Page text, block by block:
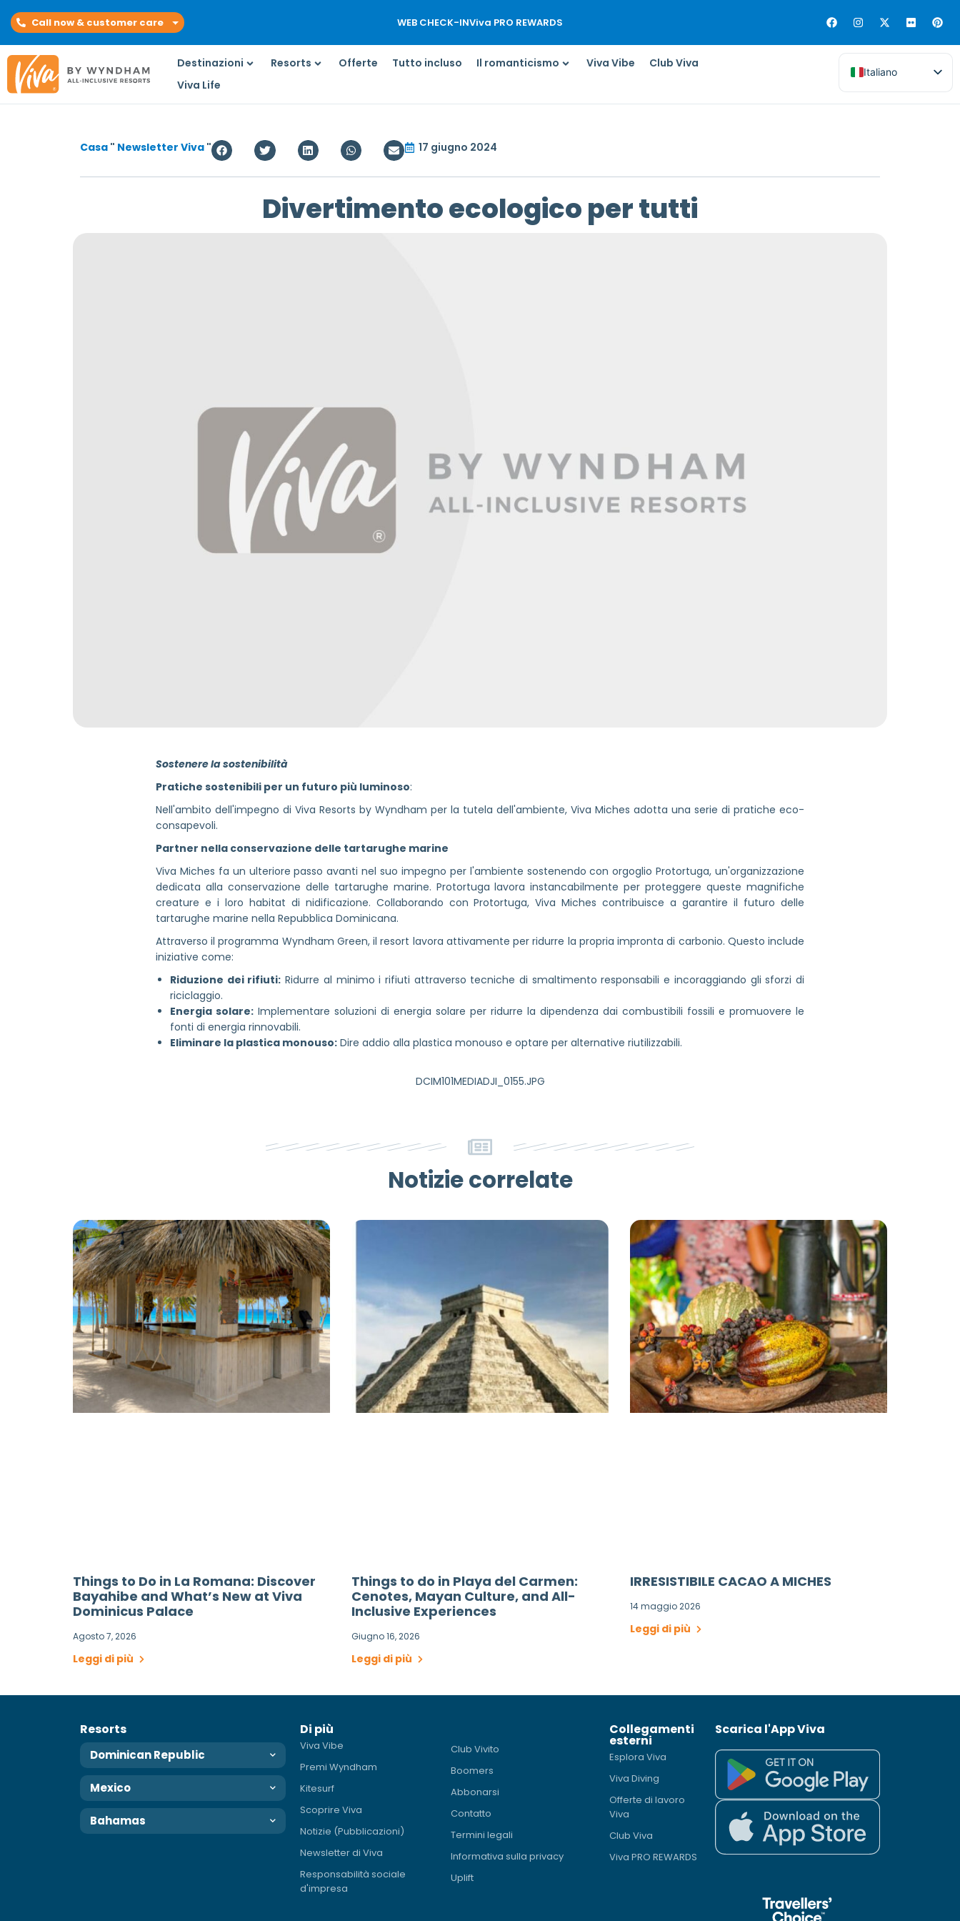
Call now & customer care WEB CHECK-INViva PRO REWARDS
Destinazioni Resorts Offerte Tutto incluso Il romanticismo Viva Vibe
Club Viva
Viva Life
Italiano
Casa " Newsletter Viva " 17 giugno 2024
Divertimento ecologico per tutti
Sostenere la sostenibilità
Pratiche sostenibili per un futuro più luminoso:
Nell'ambito dell'impegno di Viva Resorts by Wyndham per la tutela dell'ambiente, Viva Miches adotta una serie di pratiche eco-
consapevoli.
Partner nella conservazione delle tartarughe marine
Viva Miches fa un ulteriore passo avanti nel suo impegno per l'ambiente sostenendo con orgoglio Protortuga, un'organizzazione
dedicata alla conservazione delle tartarughe marine. Protortuga lavora instancabilmente per proteggere queste magnifiche
creature e i loro habitat di nidificazione. Collaborando con Protortuga, Viva Miches contribuisce a garantire il futuro delle
tartarughe marine nella Repubblica Dominicana.
Attraverso il programma Wyndham Green, il resort lavora attivamente per ridurre la propria impronta di carbonio. Questo include
iniziative come:
Riduzione dei rifiuti: Ridurre al minimo i rifiuti attraverso tecniche di smaltimento responsabili e incoraggiando gli sforzi di
riciclaggio.
Energia solare: Implementare soluzioni di energia solare per ridurre la dipendenza dai combustibili fossili e promuovere le
fonti di energia rinnovabili.
Eliminare la plastica monouso: Dire addio alla plastica monouso e optare per alternative riutilizzabili.
DCIM101MEDIADJI_0155.JPG
Notizie correlate
Things to Do in La Romana: Discover
Bayahibe and What’s New at Viva
Dominicus Palace
Agosto 7, 2026
Leggi di più
Things to do in Playa del Carmen:
Cenotes, Mayan Culture, and All-
Inclusive Experiences
Giugno 16, 2026
Leggi di più
IRRESISTIBILE CACAO A MICHES
14 maggio 2026
Leggi di più
Resorts
Dominican Republic
Mexico
Bahamas
Di più
Viva Vibe
Premi Wyndham
Kitesurf
Scoprire Viva
Notizie (Pubblicazioni)
Newsletter di Viva
Responsabilità sociale
d'impresa
Club Vivito
Boomers
Abbonarsi
Contatto
Termini legali
Informativa sulla privacy
Uplift
Collegamenti
esterni
Esplora Viva
Viva Diving
Offerte di lavoro
Viva
Club Viva
Viva PRO REWARDS
Scarica l'App Viva